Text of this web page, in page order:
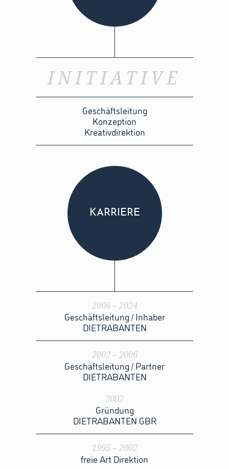
INITIA­TIVE
Geschäftsleitung
Konzeption
Kreativdirektion
KARRIERE
2006– 2024
Geschäftsleitung / Inhaber
DIETRABANTEN
2002– 2006
Geschäftsleitung / Partner
DIETRABANTEN
2002
Gründung
DIETRABANTEN GBR
1995 – 2002
freie Art Direktion